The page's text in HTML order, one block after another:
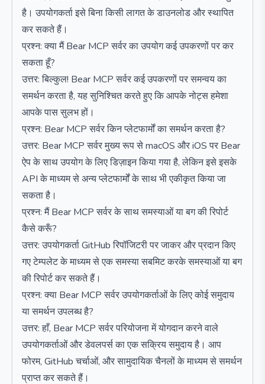
है। उपयोगकर्ता इसे बिना किसी लागत के डाउनलोड और स्थापित
कर सकते हैं।
प्रश्न: क्या मैं Bear MCP सर्वर का उपयोग कई उपकरणों पर कर
सकता हूँ?
उत्तर: बिल्कुल! Bear MCP सर्वर कई उपकरणों पर समन्वय का
समर्थन करता है, यह सुनिश्चित करते हुए कि आपके नोट्स हमेशा
आपके पास सुलभ हों।
प्रश्न: Bear MCP सर्वर किन प्लेटफार्मों का समर्थन करता है?
उत्तर: Bear MCP सर्वर मुख्य रूप से macOS और iOS पर Bear
ऐप के साथ उपयोग के लिए डिज़ाइन किया गया है, लेकिन इसे इसके
API के माध्यम से अन्य प्लेटफार्मों के साथ भी एकीकृत किया जा
सकता है।
प्रश्न: मैं Bear MCP सर्वर के साथ समस्याओं या बग की रिपोर्ट
कैसे करूँ?
उत्तर: उपयोगकर्ता GitHub रिपॉजिटरी पर जाकर और प्रदान किए
गए टेम्पलेट के माध्यम से एक समस्या सबमिट करके समस्याओं या बग
की रिपोर्ट कर सकते हैं।
प्रश्न: क्या Bear MCP सर्वर उपयोगकर्ताओं के लिए कोई समुदाय
या समर्थन उपलब्ध है?
उत्तर: हाँ, Bear MCP सर्वर परियोजना में योगदान करने वाले
उपयोगकर्ताओं और डेवलपर्स का एक सक्रिय समुदाय है। आप
फोरम, GitHub चर्चाओं, और सामुदायिक चैनलों के माध्यम से समर्थन
प्राप्त कर सकते हैं।